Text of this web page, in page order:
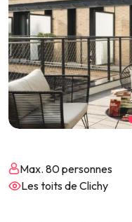
Max. 80 personnes
Les toits de Clichy